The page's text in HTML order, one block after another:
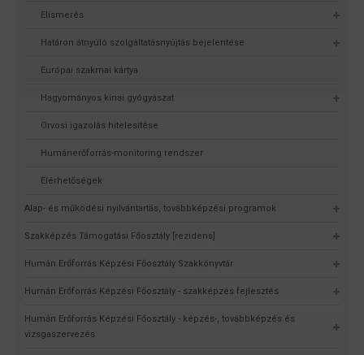
Elismerés
Határon átnyúló szolgáltatásnyújtás bejelentése
Európai szakmai kártya
Hagyományos kínai gyógyászat
Orvosi igazolás hitelesítése
Humánerőforrás-monitoring rendszer
Elérhetőségek
Alap- és működési nyilvántartás, továbbképzési programok
Szakképzés Támogatási Főosztály [rezidens]
Humán Erőforrás Képzési Főosztály Szakkönyvtár
Humán Erőforrás Képzési Főosztály - szakképzés fejlesztés
Humán Erőforrás Képzési Főosztály - képzés-, továbbképzés és
vizsgaszervezés